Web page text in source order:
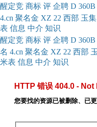
醒定竞 商标 评 企聘 D 360B
4.cn 聚名金 XZ 22 西部 玉集
表 信息 中介 知识